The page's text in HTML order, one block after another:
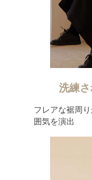
洗練
フレアな裾周
囲気を演出